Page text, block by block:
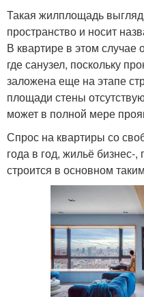
Такая жилплощадь
пространство и носит
В квартире в этом случае
где санузел, поскольку
заложена еще на этапе
площади стены
может в полной мере
Спрос на квартиры со
года в год, жильё бизнес-
строится в основном